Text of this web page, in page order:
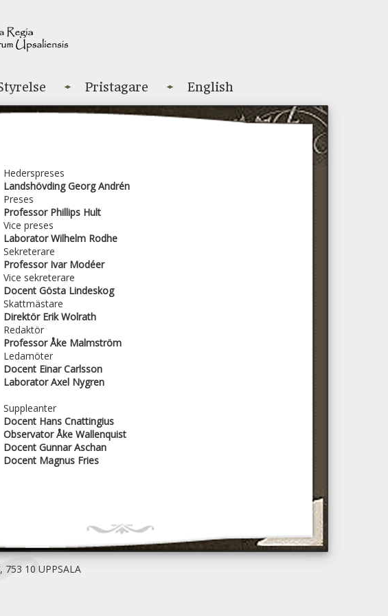
Pristagare English
Hederspreses
Landshövding Georg Andrén
Preses
Professor Phillips Hult
Vice preses
Laborator Wilhelm Rodhe
Sekreterare
Professor Ivar Modéer
Vice sekreterare
Docent Gösta Lindeskog
Skattmästare
Direktör Erik Wolrath
Redaktör
Professor Åke Malmström
Ledamöter
Docent Einar Carlsson
Laborator Axel Nygren
Suppleanter
Docent Hans Cnattingius
Observator Åke Wallenquist
Docent Gunnar Aschan
Docent Magnus Fries
10 UPPSALA